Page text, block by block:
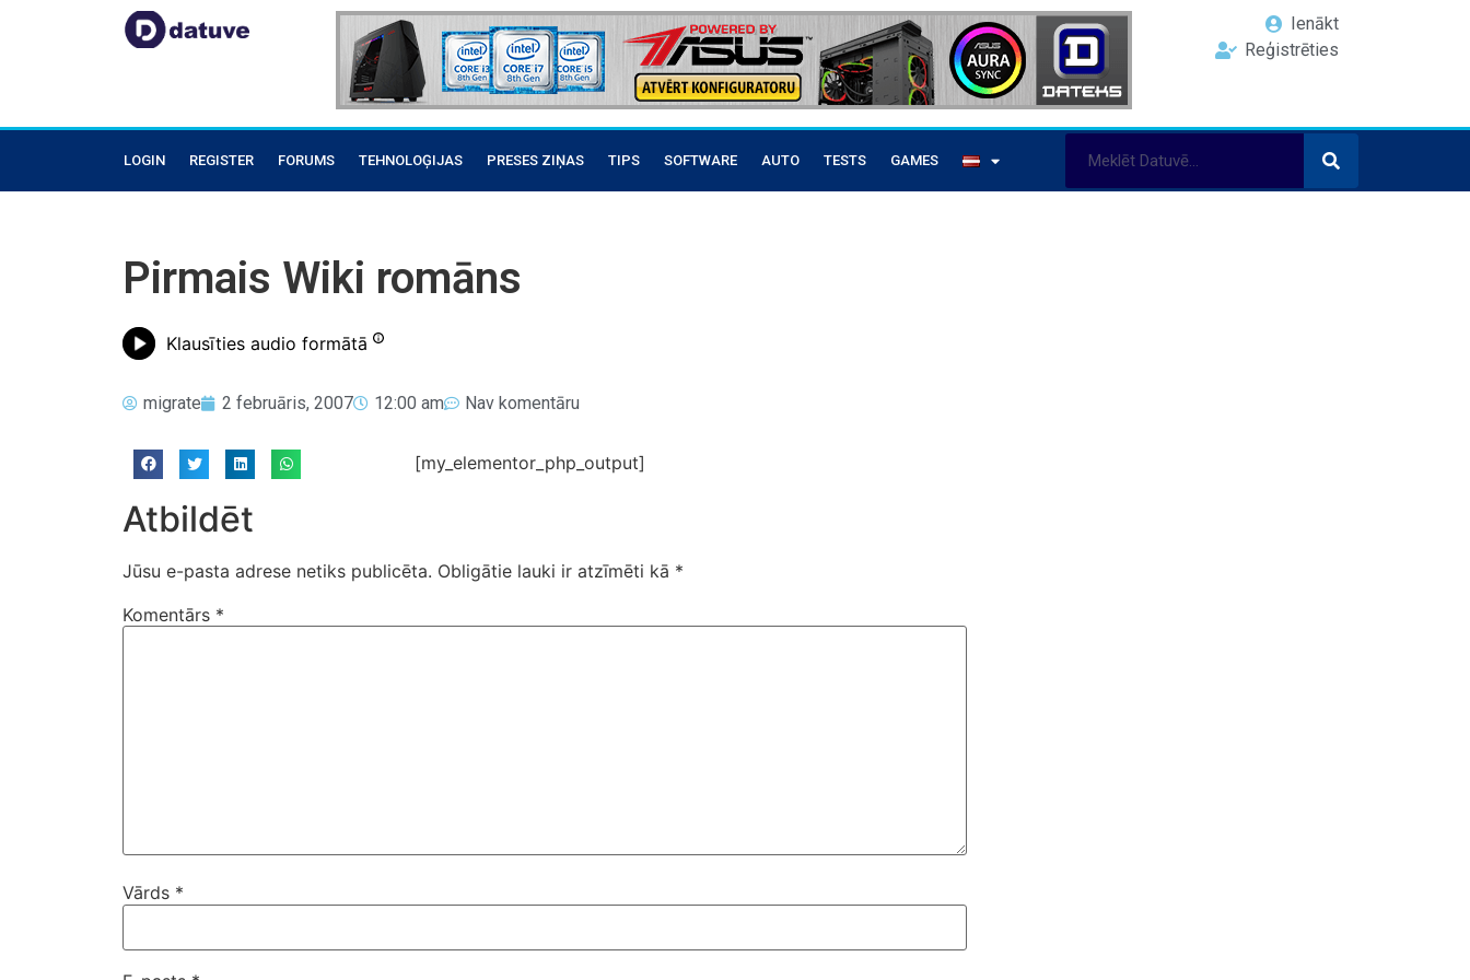
Ienākt
Reģistrēties
LOGIN REGISTER FORUMS TEHNOLOĢIJAS PRESES ZIŅAS TIPS SOFTWARE AUTO TESTS GAMES
Pirmais Wiki romāns
Klausīties audio formātā
migrate 2 februāris, 2007 12:00 am Nav komentāru
[my_elementor_php_output]
Atbildēt
Jūsu e-pasta adrese netiks publicēta. Obligātie lauki ir atzīmēti kā *
Komentārs *
Vārds *